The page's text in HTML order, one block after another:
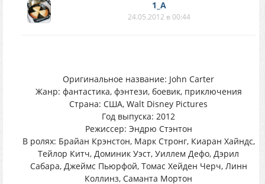
1_A
24.05.2012 в 00:44
Оригинальное название: John Carter
Жанр: фантастика, фэнтези, боевик, приключения
Страна: США, Walt Disney Pictures
Год выпуска: 2012
Режиссер: Эндрю Стэнтон
В ролях: Брайан Крэнстон, Марк Стронг, Киаран Хайндс,
Тейлор Китч, Доминик Уэст, Уиллем Дефо, Дэрил
Сабара, Джеймс Пьюрфой, Томас Хейден Черч, Линн
Коллинз, Саманта Мортон